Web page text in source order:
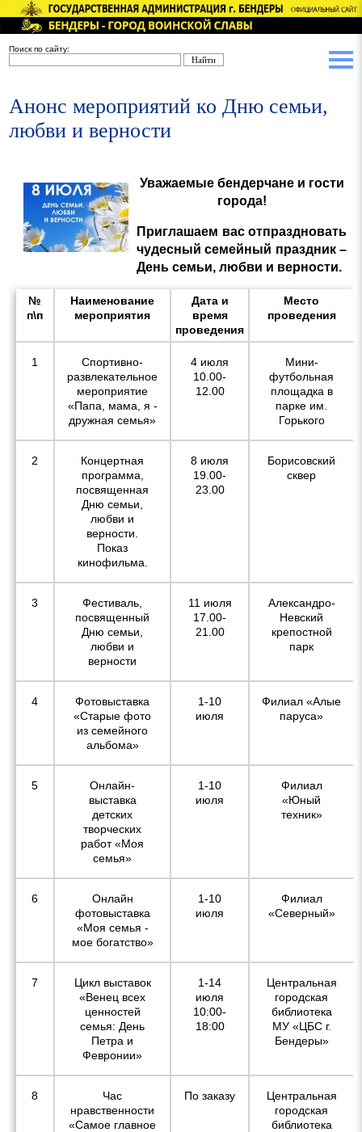
Поиск по сайту:
Анонс мероприятий ко Дню семьи,
любви и верности
Уважаемые бендерчане и гости
города!
Приглашаем вас отпраздновать
чудесный семейный праздник –
День семьи, любви и верности.
№
п\п
Наименование
мероприятия
Дата и
время
проведения
Место
проведения
1
Спортивно-
развлекательное
мероприятие
«Папа, мама, я -
дружная семья»
4 июля
10.00-
12.00
Мини-
футбольная
площадка в
парке им.
Горького
2
Концертная
программа,
посвященная
Дню семьи,
любви и
верности.
Показ
кинофильма.
8 июля
19.00-
23.00
Борисовский
сквер
3
Фестиваль,
посвященный
Дню семьи,
любви и
верности
11 июля
17.00-
21.00
Александро-
Невский
крепостной
парк
4
Фотовыставка
«Старые фото
из семейного
альбома»
1-10
июля
Филиал «Алые
паруса»
5
Онлайн-
выставка
детских
творческих
работ «Моя
семья»
1-10
июля
Филиал
«Юный
техник»
6
Онлайн
фотовыставка
«Моя семья -
мое богатство»
1-10
июля
Филиал
«Северный»
7
Цикл выставок
«Венец всех
ценностей
семья: День
Петра и
Февронии»
1-14
июля
10:00-
18:00
Центральная
городская
библиотека
МУ «ЦБС г.
Бендеры»
8
Час
нравственности
«Самое главное
По заказу
Центральная
городская
библиотека